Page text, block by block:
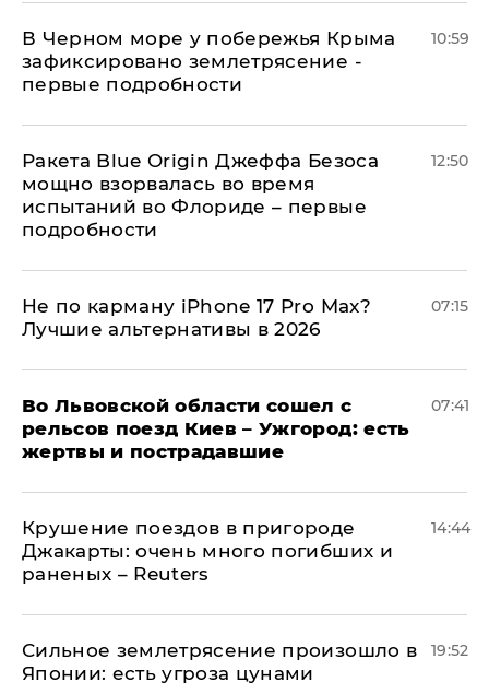
В Черном море у побережья Крыма
зафиксировано землетрясение -
первые подробности
10:59
Ракета Blue Origin Джеффа Безоса
мощно взорвалась во время
испытаний во Флориде – первые
подробности
12:50
Не по карману iPhone 17 Pro Max?
Лучшие альтернативы в 2026
07:15
Во Львовской области сошел с
рельсов поезд Киев – Ужгород: есть
жертвы и пострадавшие
07:41
Крушение поездов в пригороде
Джакарты: очень много погибших и
раненых – Reuters
14:44
Сильное землетрясение произошло в
Японии: есть угроза цунами
19:52